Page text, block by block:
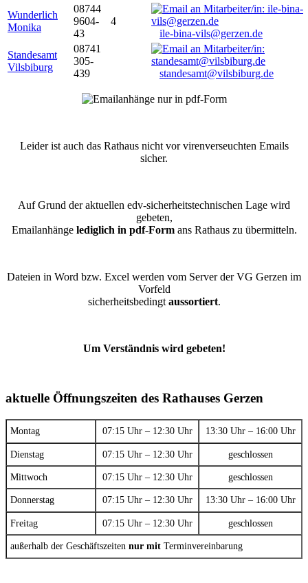
Wunderlich
Monika
08744
9604-
43
4
ile-bina-vils@gerzen.de
Standesamt
Vilsbiburg
08741
305-
439
standesamt@vilsbiburg.de
Leider ist auch das Rathaus nicht vor virenverseuchten Emails
sicher.
Auf Grund der aktuellen edv-sicherheitstechnischen Lage wird
gebeten,
Emailanhänge lediglich in pdf-Formans Rathaus zu übermitteln.
Dateien in Word bzw. Excel werden vom Server der VG Gerzen im
Vorfeld
sicherheitsbedingt aussortiert.
Um Verständnis wird gebeten!
aktuelle Öffnungszeiten des Rathauses Gerzen
Montag 07:15 Uhr – 12:30 Uhr 13:30 Uhr – 16:00 Uhr
Dienstag 07:15 Uhr – 12:30 Uhr geschlossen
Mittwoch 07:15 Uhr – 12:30 Uhr geschlossen
Donnerstag 07:15 Uhr – 12:30 Uhr 13:30 Uhr – 16:00 Uhr
Freitag 07:15 Uhr – 12:30 Uhr geschlossen
außerhalb der Geschäftszeiten nur mit Terminvereinbarung